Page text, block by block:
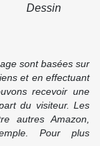
Dessin
sont basées sur
et en effectuant
recevoir une
du visiteur. Les
autres Amazon,
Pour plus